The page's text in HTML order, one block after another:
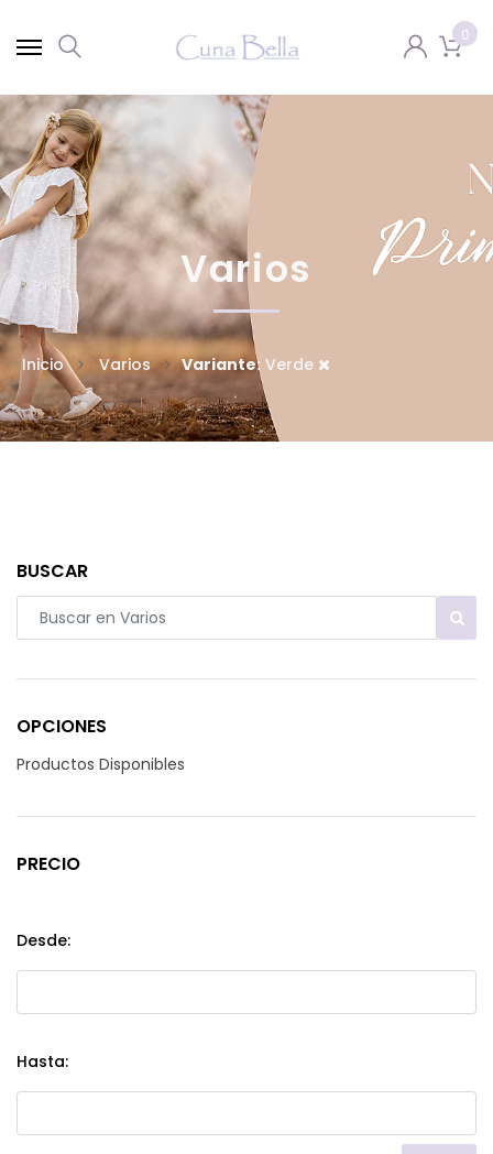
0
Varios
Inicio Varios Variante: Verde
BUSCAR
OPCIONES
Productos Disponibles
PRECIO
Desde:
Hasta: